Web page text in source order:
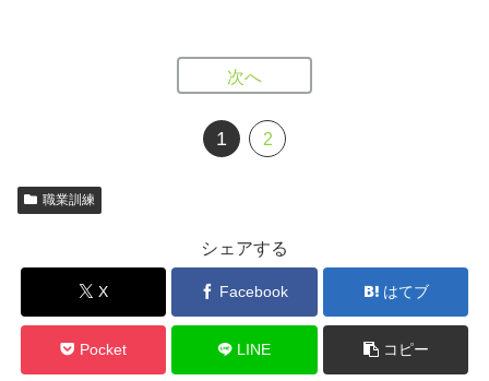
次へ
1 2
職業訓練
シェアする
X Facebook はてブ
Pocket LINE コピー